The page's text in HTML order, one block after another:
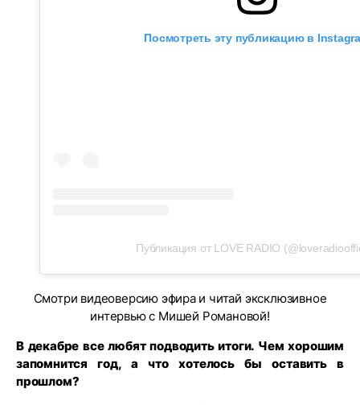
Посмотреть эту публикацию в
Публикация от LOVE RADIO
Смотри видеоверсию эфира и читай эксклюзивное
интервью с Мишей Романовой!
В декабре все любят подводить итоги. Чем хорошим
запомнится год, а что хотелось бы оставить в
прошлом?